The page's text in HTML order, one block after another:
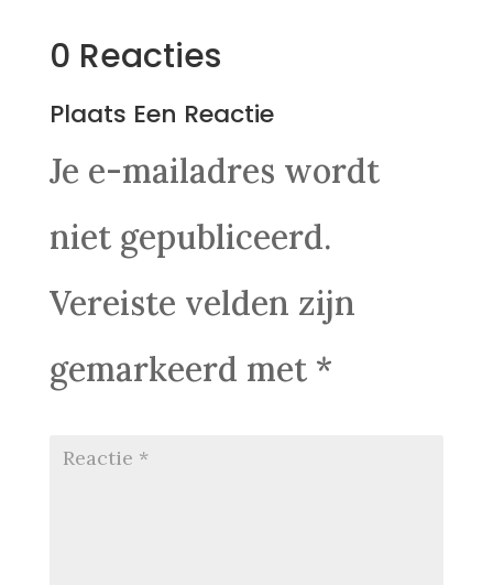
0 Reacties
Plaats Een Reactie
Je e-mailadres wordt
niet gepubliceerd.
Vereiste velden zijn
gemarkeerd met *